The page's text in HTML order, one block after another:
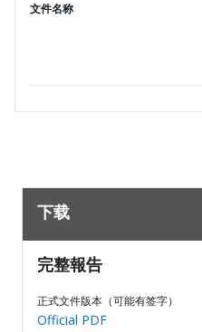
文件名称
下载
完整報告
正式文件版本（可能有签字）
Official PDF